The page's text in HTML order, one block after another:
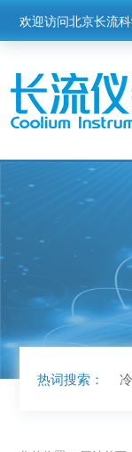
欢迎访问北京长流
热词搜索：